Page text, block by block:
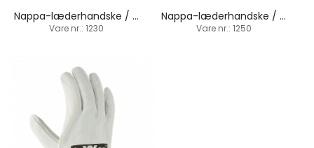
Nappa-læderhandske / gede-fårskind / fingerspidsbelagt
Vare nr.: 1230
Nappa-læderhandske / gede-fårskind / baghånd-trikot
Vare nr.: 1250